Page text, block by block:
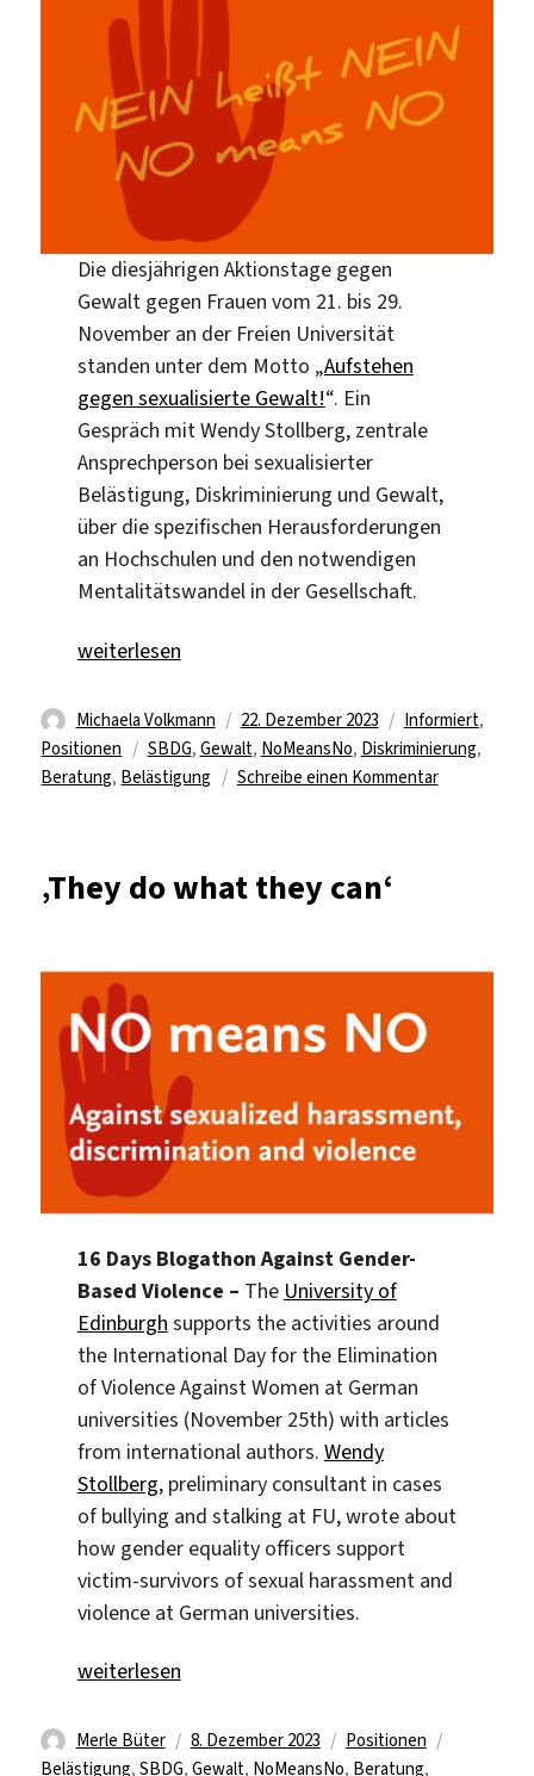
Die diesjährigen Aktionstage gegen
Gewalt gegen Frauen vom 21. bis 29.
November an der Freien Universität
standen unter dem Motto „Aufstehen
gegen sexualisierte Gewalt!“. Ein
Gespräch mit Wendy Stollberg, zentrale
Ansprechperson bei sexualisierter
Belästigung, Diskriminierung und Gewalt,
über die spezifischen Herausforderungen
an Hochschulen und den notwendigen
Mentalitätswandel in der Gesellschaft.
„„Wir dürfen Betroffene nicht allein lassen““
weiterlesen
Autor
Michaela Volkmann
Veröffentlicht
am
22. Dezember 2023 Kategorien
Informiert,
Positionen
Schlagwörter
SBDG, Gewalt, NoMeansNo, Diskriminierung,
Beratung, Belästigung Schreibe einen Kommentarzu
‚They do what they can‘
16 Days Blogathon Against Gender-
Based Violence – The University of
Edinburgh supports the activities around
the International Day for the Elimination
of Violence Against Women at German
universities (November 25th) with articles
from international authors. Wendy
Stollberg, preliminary consultant in cases
of bullying and stalking at FU, wrote about
how gender equality officers support
victim-survivors of sexual harassment and
violence at German universities.
„‚They do what they can‘“
weiterlesen
Autor
Merle Büter
Veröffentlicht
am
8. Dezember 2023 Kategorien
Positionen
Belästigung,SBDG,Gewalt, NoMeansNo, Beratung,